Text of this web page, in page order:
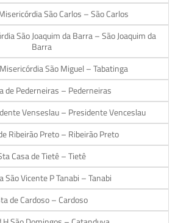
São Carlos – São Carlos
São Joaquim da Barra – São Joaquim da
Barra
São Miguel – Tabatinga
de Pederneiras – Pederneiras
Venseslau – Presidente Venceslau
Ribeirão Preto – Ribeirão Preto
Casa de Tietê – Tietê
São Vicente P Tanabi – Tanabi
de Cardoso – Cardoso